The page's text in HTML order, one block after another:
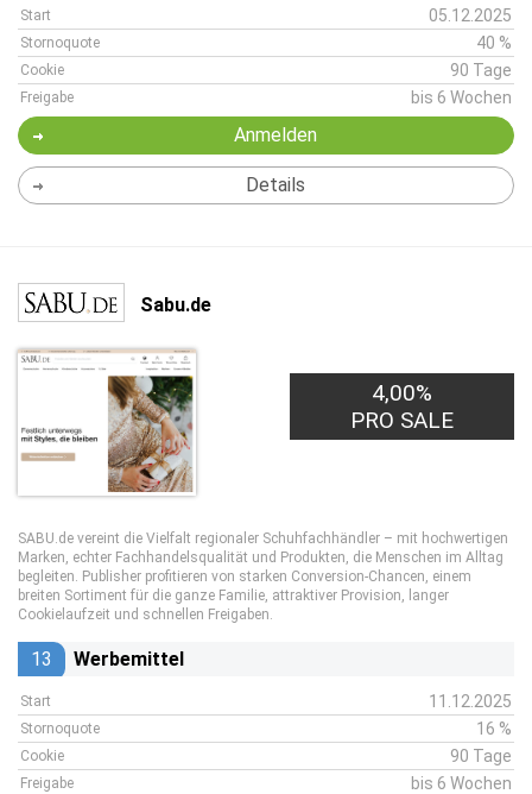
Start 05.12.2025
Stornoquote 40 %
Cookie 90 Tage
Freigabe bis 6 Wochen
Anmelden
Details
Sabu.de
4,00%
PRO SALE
SABU.de vereint die Vielfalt regionaler Schuhfachhändler – mit hochwertigen
Marken, echter Fachhandelsqualität und Produkten, die Menschen im Alltag
begleiten. Publisher profitieren von starken Conversion-Chancen, einem
breiten Sortiment für die ganze Familie, attraktiver Provision, langer
Cookielaufzeit und schnellen Freigaben.
13 Werbemittel
Start 11.12.2025
Stornoquote 16 %
Cookie 90 Tage
Freigabe bis 6 Wochen